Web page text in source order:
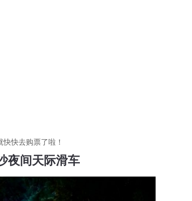
快快去购票了啦！
夜间天际滑车